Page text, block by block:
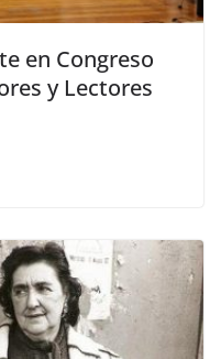
en Congreso
y Lectores